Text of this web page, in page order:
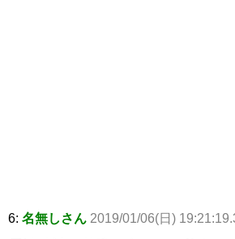
6: 名無しさん 2019/01/06(日)